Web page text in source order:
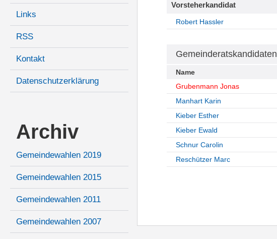
Links
RSS
Kontakt
Datenschutzerklärung
Archiv
Gemeindewahlen 2019
Gemeindewahlen 2015
Gemeindewahlen 2011
Gemeindewahlen 2007
Vorsteherkandidat
Robert Hassler
Gemeinderatskandidaten
Name
Grubenmann Jonas
Manhart Karin
Kieber Esther
Kieber Ewald
Schnur Carolin
Reschützer Marc